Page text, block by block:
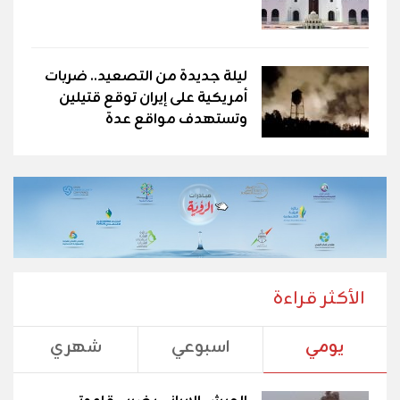
ليلة جديدة من التصعيد.. ضربات
أمريكية على إيران توقع قتيلين
وتستهدف مواقع عدة
الأكثر قراءة
يومي اسبوعي شهري